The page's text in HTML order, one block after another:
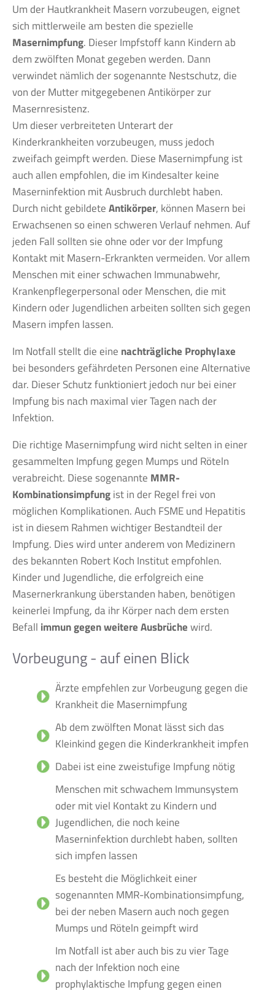
Um der Hautkrankheit Masern vorzubeugen, eignet
sich mittlerweile am besten die spezielle
Masernimpfung. Dieser Impfstoff kann Kindern ab
dem zwölften Monat gegeben werden. Dann
verwindet nämlich der sogenannte Nestschutz, die
von der Mutter mitgegebenen Antikörper zur
Masernresistenz.
Um dieser verbreiteten Unterart der
Kinderkrankheiten vorzubeugen, muss jedoch
zweifach geimpft werden. Diese Masernimpfung ist
auch allen empfohlen, die im Kindesalter keine
Maserninfektion mit Ausbruch durchlebt haben.
Durch nicht gebildeteAntikörper, können Masern bei
Erwachsenen so einen schweren Verlauf nehmen. Auf
jeden Fall sollten sie ohne oder vor der Impfung
Kontakt mit Masern-Erkrankten vermeiden. Vor allem
Menschen mit einer schwachen Immunabwehr,
Krankenpflegerpersonal oder Menschen, die mit
Kindern oder Jugendlichen arbeiten sollten sich gegen
Masern impfen lassen.
Im Notfall stellt die eine nachträgliche Prophylaxe
bei besonders gefährdeten Personen eine Alternative
dar. Dieser Schutz funktioniert jedoch nur bei einer
Impfung bis nach maximal vier Tagen nach der
Infektion.
Die richtige Masernimpfung wird nicht selten in einer
gesammelten Impfung gegen Mumps und Röteln
verabreicht. Diese sogenannte MMR-
Kombinationsimpfungist in der Regel frei von
möglichen Komplikationen. Auch FSME und Hepatitis
ist in diesem Rahmen wichtiger Bestandteil der
Impfung. Dies wird unter anderem von Medizinern
des bekannten Robert Koch Institut empfohlen.
Kinder und Jugendliche, die erfolgreich eine
Masernerkrankung überstanden haben, benötigen
keinerlei Impfung, da ihr Körper nach dem ersten
Befall immun gegen weitere Ausbrüchewird.
Vorbeugung - auf einen Blick
Ärzte empfehlen zur Vorbeugung gegen die
Krankheit die Masernimpfung
Ab dem zwölften Monat lässt sich das
Kleinkind gegen die Kinderkrankheit impfen
Dabei ist eine zweistufige Impfung nötig
Menschen mit schwachem Immunsystem
oder mit viel Kontakt zu Kindern und
Jugendlichen, die noch keine
Maserninfektion durchlebt haben, sollten
sich impfen lassen
Es besteht die Möglichkeit einer
sogenannten MMR-Kombinationsimpfung,
bei der neben Masern auch noch gegen
Mumps und Röteln geimpft wird
Im Notfall ist aber auch bis zu vier Tage
nach der Infektion noch eine
prophylaktische Impfung gegen einen